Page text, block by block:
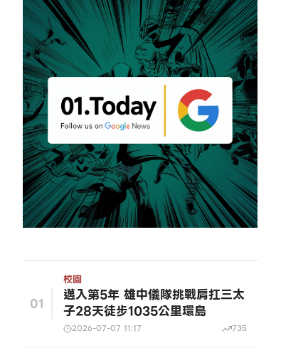
01
校園
邁入第5年 雄中儀隊挑戰肩扛三太
子28天徒步1035公里環島
2026-07-07 11:17 735